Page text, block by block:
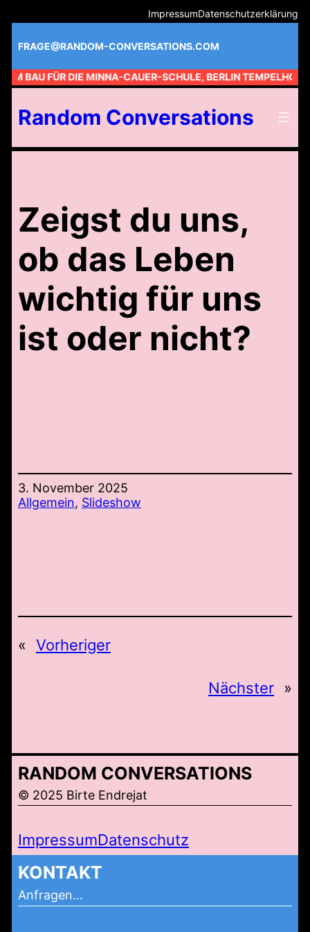
Inhalt
springen
ImpressumDatenschutzerklärung
FRAGE@RANDOM-CONVERSATIONS.COM
AM BAU FÜR DIE MINNA-CAUER-SCHULE, BERLIN TEMPELHOF //
Random Conversations
Zeigst du uns,
ob das Leben
wichtig für uns
ist oder nicht?
3. November 2025
Allgemein, Slideshow
« Vorheriger
Nächster »
RANDOM CONVERSATIONS
© 2025 Birte Endrejat
ImpressumDatenschutz
KONTAKT
Anfragen…